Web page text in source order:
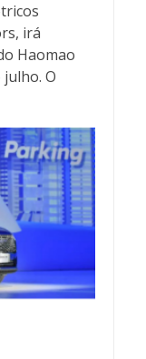
irá
Haomao
julho. O